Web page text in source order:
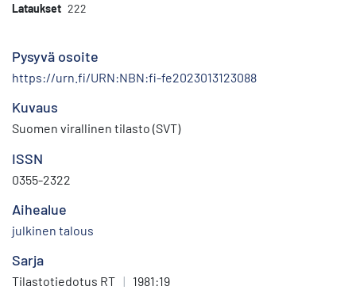
Lataukset 222
Pysyvä osoite
https://urn.fi/URN:NBN:fi-fe2023013123088
Kuvaus
Suomen virallinen tilasto (SVT)
ISSN
0355-2322
Aihealue
julkinen talous
Sarja
Tilastotiedotus RT | 1981:19